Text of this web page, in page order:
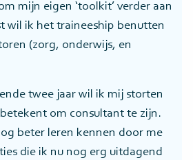
mijn eigen ‘toolkit’ verder aan
wil ik het traineeship benutten
(zorg, onderwijs, en
twee jaar wil ik mij storten
om consultant te zijn.
beter leren kennen door me
die ik nu nog erg uitdagend